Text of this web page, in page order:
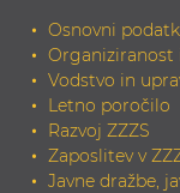
Osnovni
Organiziranost
Vodstvo in
Letno poročilo
Razvoj ZZZS
Zaposlitev v
Javne dražbe,